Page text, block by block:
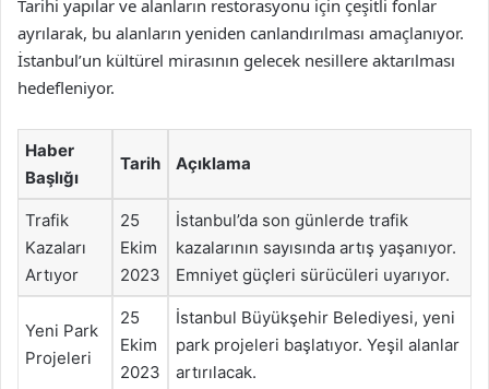
Tarihi yapılar ve alanların restorasyonu için çeşitli fonlar
ayrılarak, bu alanların yeniden canlandırılması amaçlanıyor.
İstanbul’un kültürel mirasının gelecek nesillere aktarılması
hedefleniyor.
Haber
Başlığı
Tarih Açıklama
Trafik
Kazaları
Artıyor
25
Ekim
2023
İstanbul’da son günlerde trafik
kazalarının sayısında artış yaşanıyor.
Emniyet güçleri sürücüleri uyarıyor.
Yeni Park
Projeleri
25
Ekim
2023
İstanbul Büyükşehir Belediyesi, yeni
park projeleri başlatıyor. Yeşil alanlar
artırılacak.